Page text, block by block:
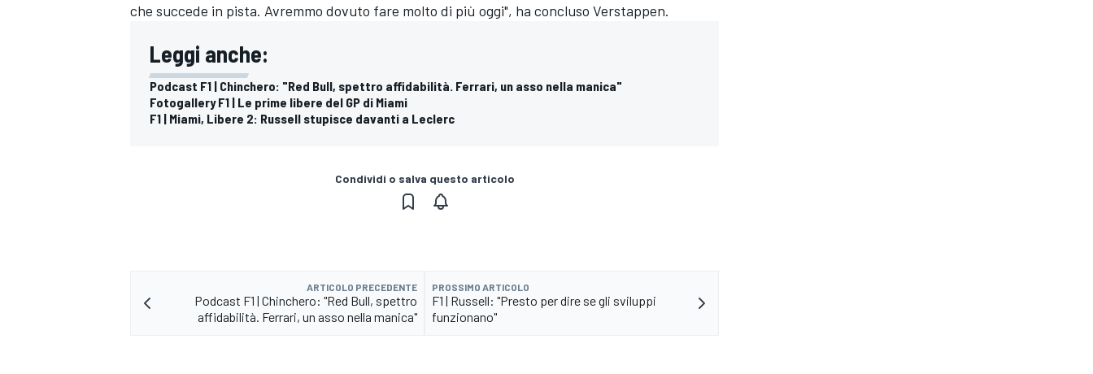
che succede in pista. Avremmo dovuto fare molto di più oggi", ha concluso Verstappen.
Leggi anche:
Podcast F1 | Chinchero: "Red Bull, spettro affidabilità. Ferrari, un asso nella manica"
Fotogallery F1 | Le prime libere del GP di Miami
F1 | Miami, Libere 2: Russell stupisce davanti a Leclerc
Condividi o salva questo articolo
ARTICOLO PRECEDENTE
Podcast F1 | Chinchero: "Red Bull, spettro
affidabilità. Ferrari, un asso nella manica"
PROSSIMO ARTICOLO
F1 | Russell: "Presto per dire se gli sviluppi
funzionano"